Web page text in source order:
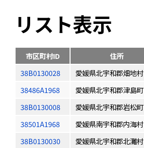
リスト表示
市区町村ID 住所
38B0130028
愛媛県北宇和郡畑地村
38486A1968
愛媛県北宇和郡津島町
38B0130008
愛媛県北宇和郡岩松町
38501A1968
愛媛県南宇和郡内海村
38B0130030
愛媛県北宇和郡北灘村